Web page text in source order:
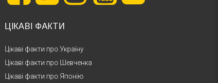
ЦІКАВІ ФАКТИ
Цікаві факти про Україну
Цікаві факти про Шевченка
Цікаві факти про Японію